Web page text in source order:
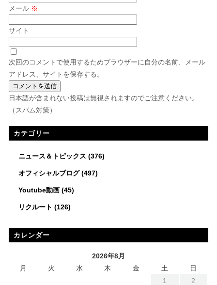
メール ※
サイト
次回のコメントで使用するためブラウザーに自分の名前、メール
アドレス、サイトを保存する。
日本語が含まれない投稿は無視されますのでご注意ください。
（スパム対策）
カテゴリー
ニュース＆トピックス (376)
オフィシャルブログ(497)
Youtube動画(45)
リクルート (126)
カレンダー
2026年8月
月
火 水 木 金 土
日
1
2